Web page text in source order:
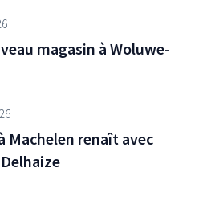
magasin à Woluwe-
Machelen renaît avec